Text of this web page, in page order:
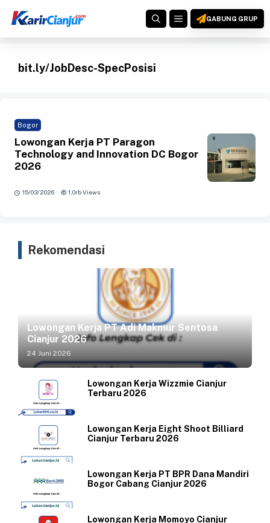
MENUGABUNG GRUP
bit.ly/JobDesc-SpecPosisi
Bogor
Lowongan Kerja PT Paragon
Technology and Innovation DC Bogor
2026
15/03/2026 · 1,0rb Views
Rekomendasi
Lowongan Kerja PT Adi Makmur Sentosa
Cianjur 2026
24 Juni 2026
Lowongan Kerja Wizzmie Cianjur
Terbaru 2026
Lowongan Kerja Eight Shoot Billiard
Cianjur Terbaru 2026
Lowongan Kerja PT BPR Dana Mandiri
Bogor Cabang Cianjur 2026
Lowongan Kerja Momoyo Cianjur